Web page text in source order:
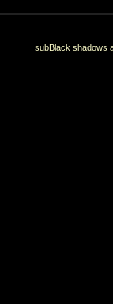
subBlack shadows